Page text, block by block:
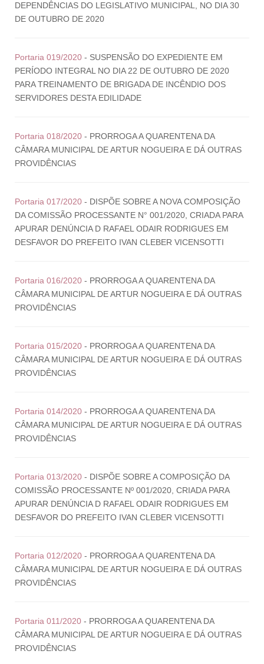
DEPENDÊNCIAS DO LEGISLATIVO MUNICIPAL, NO DIA 30
DE OUTUBRO DE 2020
Portaria 019/2020 - SUSPENSÃO DO EXPEDIENTE EM
PERÍODO INTEGRAL NO DIA 22 DE OUTUBRO DE 2020
PARA TREINAMENTO DE BRIGADA DE INCÊNDIO DOS
SERVIDORES DESTA EDILIDADE
Portaria 018/2020 - PRORROGA A QUARENTENA DA
CÂMARA MUNICIPAL DE ARTUR NOGUEIRA E DÁ OUTRAS
PROVIDÊNCIAS
Portaria 017/2020 - DISPÕE SOBRE A NOVA COMPOSIÇÃO
DA COMISSÃO PROCESSANTE N° 001/2020, CRIADA PARA
APURAR DENÚNCIA D RAFAEL ODAIR RODRIGUES EM
DESFAVOR DO PREFEITO IVAN CLEBER VICENSOTTI
Portaria 016/2020 - PRORROGA A QUARENTENA DA
CÂMARA MUNICIPAL DE ARTUR NOGUEIRA E DÁ OUTRAS
PROVIDÊNCIAS
Portaria 015/2020 - PRORROGA A QUARENTENA DA
CÂMARA MUNICIPAL DE ARTUR NOGUEIRA E DÁ OUTRAS
PROVIDÊNCIAS
Portaria 014/2020 - PRORROGA A QUARENTENA DA
CÂMARA MUNICIPAL DE ARTUR NOGUEIRA E DÁ OUTRAS
PROVIDÊNCIAS
Portaria 013/2020 - DISPÕE SOBRE A COMPOSIÇÃO DA
COMISSÃO PROCESSANTE Nº 001/2020, CRIADA PARA
APURAR DENÚNCIA D RAFAEL ODAIR RODRIGUES EM
DESFAVOR DO PREFEITO IVAN CLEBER VICENSOTTI
Portaria 012/2020 - PRORROGA A QUARENTENA DA
CÂMARA MUNICIPAL DE ARTUR NOGUEIRA E DÁ OUTRAS
PROVIDÊNCIAS
Portaria 011/2020 - PRORROGA A QUARENTENA DA
CÂMARA MUNICIPAL DE ARTUR NOGUEIRA E DÁ OUTRAS
PROVIDÊNCIAS